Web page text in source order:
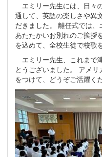
エミリー先生には、日々
通して、英語の楽しさや異
だきました。 離任式では
あたたかいお別れのご挨拶
を込めて、全校生徒で校歌
エミリー先生、これまで
とうございました。 アメ
をつけて、どうぞご活躍く